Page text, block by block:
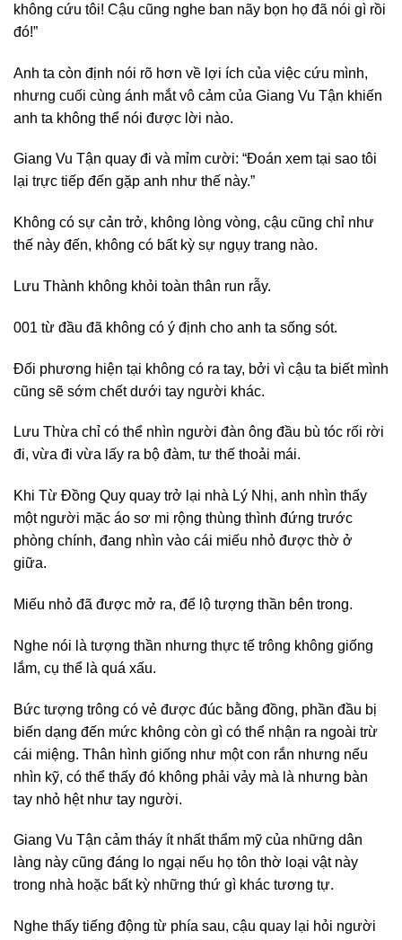
không cứu tôi! Cậu cũng nghe ban nãy bọn họ đã nói gì rồi
đó!”
Anh ta còn định nói rõ hơn về lợi ích của việc cứu mình,
nhưng cuối cùng ánh mắt vô cảm của Giang Vu Tận khiến
anh ta không thể nói được lời nào.
Giang Vu Tận quay đi và mỉm cười: “Đoán xem tại sao tôi
lại trực tiếp đến gặp anh như thế này.”
Không có sự cản trở, không lòng vòng, cậu cũng chỉ như
thế này đến, không có bất kỳ sự ngụy trang nào.
Lưu Thành không khỏi toàn thân run rẫy.
001 từ đầu đã không có ý định cho anh ta sống sót.
Đối phương hiện tại không có ra tay, bởi vì cậu ta biết mình
cũng sẽ sớm chết dưới tay người khác.
Lưu Thừa chỉ có thể nhìn người đàn ông đầu bù tóc rối rời
đi, vừa đi vừa lấy ra bộ đàm, tư thế thoải mái.
Khi Từ Đồng Quy quay trở lại nhà Lý Nhị, anh nhìn thấy
một người mặc áo sơ mi rộng thùng thình đứng trước
phòng chính, đang nhìn vào cái miếu nhỏ được thờ ở
giữa.
Miếu nhỏ đã được mở ra, để lộ tượng thần bên trong.
Nghe nói là tượng thần nhưng thực tế trông không giống
lắm, cụ thể là quá xấu.
Bức tượng trông có vẻ được đúc bằng đồng, phần đầu bị
biến dạng đến mức không còn gì có thể nhận ra ngoài trừ
cái miệng. Thân hình giống như một con rắn nhưng nếu
nhìn kỹ, có thể thấy đó không phải vảy mà là nhưng bàn
tay nhỏ hệt như tay người.
Giang Vu Tận cảm tháy ít nhất thẩm mỹ của những dân
làng này cũng đáng lo ngại nếu họ tôn thờ loại vật này
trong nhà hoặc bất kỳ những thứ gì khác tương tự.
Nghe thấy tiếng động từ phía sau, cậu quay lại hỏi người